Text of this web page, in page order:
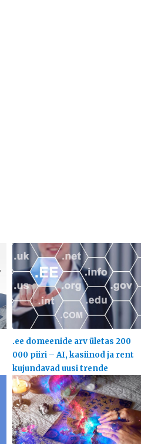
.ee domeenide arv ületas 200
000 piiri – AI, kasiinod ja rent
kujundavad uusi trende